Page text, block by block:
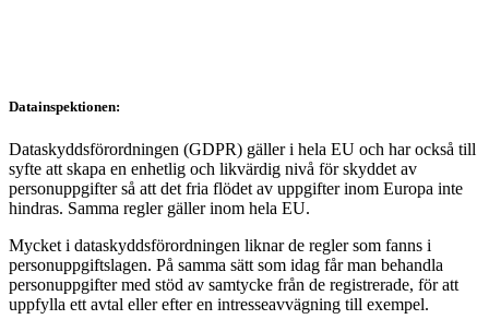
Datainspektionen:
Dataskyddsförordningen (GDPR) gäller i hela EU och har också till
syfte att skapa en enhetlig och likvärdig nivå för skyddet av
personuppgifter så att det fria flödet av uppgifter inom Europa inte
hindras. Samma regler gäller inom hela EU.
Mycket i dataskyddsförordningen liknar de regler som fanns i
personuppgiftslagen. På samma sätt som idag får man behandla
personuppgifter med stöd av samtycke från de registrerade, för att
uppfylla ett avtal eller efter en intresseavvägning till exempel.